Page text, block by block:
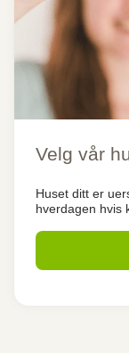
Velg vår
Huset ditt er
hverdagen hvis